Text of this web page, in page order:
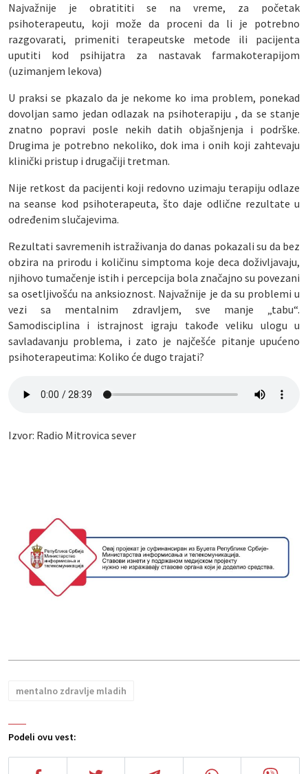
Podeli ovu vest:
Najvažnije je obratititi se na vreme, za početak
psihoterapeutu, koji može da proceni da li je potrebno
razgovarati, primeniti terapeutske metode ili pacijenta
uputiti kod psihijatra za nastavak farmakoterapijom
(uzimanjem lekova)
U praksi se pkazalo da je nekome ko ima problem, ponekad
dovoljan samo jedan odlazak na psihoterapiju , da se stanje
znatno popravi posle nekih datih objašnjenja i podrške.
Drugima je potrebno nekoliko, dok ima i onih koji zahtevaju
klinički pristup i drugačiji tretman.
Nije retkost da pacijenti koji redovno uzimaju terapiju odlaze
na seanse kod psihoterapeuta, što daje odlične rezultate u
određenim slučajevima.
Rezultati savremenih istraživanja do danas pokazali su da bez
obzira na prirodu i količinu simptoma koje deca doživljavaju,
njihovo tumačenje istih i percepcija bola značajno su povezani
sa osetljivošću na anksioznost. Najvažnije je da su problemi u
vezi sa mentalnim zdravljem, sve manje „tabu“.
Samodisciplina i istrajnost igraju takođe veliku ulogu u
savladavanju problema, i zato je najčešće pitanje upućeno
psihoterapeutima: Koliko će dugo trajati?
Izvor: Radio Mitrovica sever
mentalno zdravlje mladih